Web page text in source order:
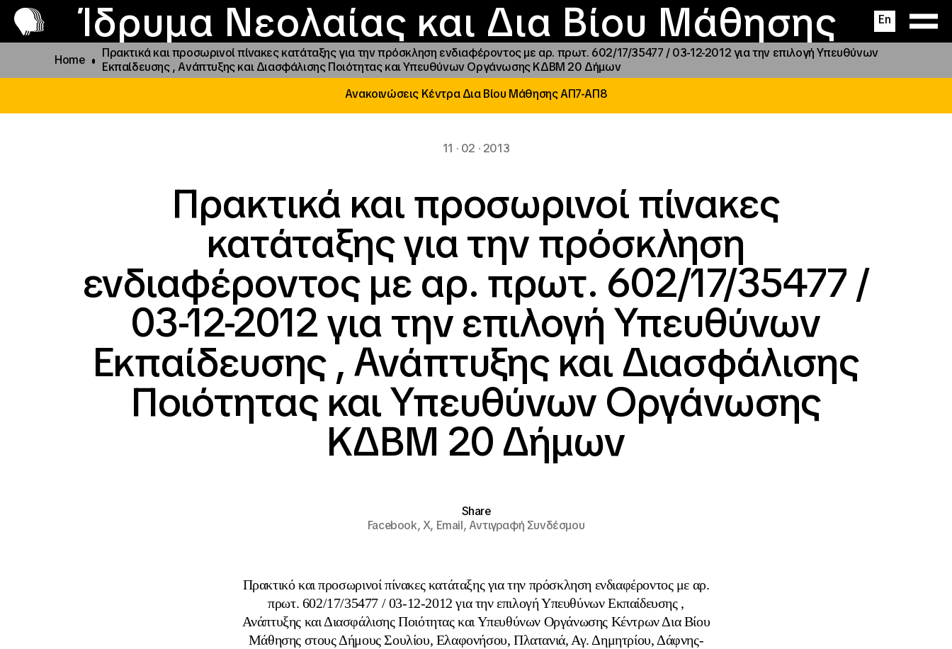
Ίδρυμα Νεολαίας και Δια Βίου Μάθησης En
Το ΙΝΕΔΙΒΙΜ
Προγράμματα και δράσεις
Φοιτητικές Εστίες
Παραχώρηση αιγίδας
Νέα
Επικοινωνία
Home
Πρακτικά και προσωρινοί πίνακες κατάταξης για την πρόσκληση ενδιαφέροντος με αρ. πρωτ. 602/17/35477 / 03-12-2012 για την επιλογή Υπευθύνων
Εκπαίδευσης , Ανάπτυξης και Διασφάλισης Ποιότητας και Υπευθύνων Οργάνωσης ΚΔΒΜ 20 Δήμων
Ανακοινώσεις Κέντρα Δια Βίου Μάθησης ΑΠ7-ΑΠ8
11 · 02 · 2013
Πρακτικά και προσωρινοί πίνακες
κατάταξης για την πρόσκληση
ενδιαφέροντος με αρ. πρωτ. 602/17/35477 /
03-12-2012 για την επιλογή Υπευθύνων
Εκπαίδευσης , Ανάπτυξης και Διασφάλισης
Ποιότητας και Υπευθύνων Οργάνωσης
ΚΔΒΜ 20 Δήμων
Share
Facebook,X, Email,Αντιγραφή Συνδέσμου
Πρακτικό και προσωρινοί πίνακες κατάταξης για την πρόσκληση ενδιαφέροντος με αρ.
πρωτ. 602/17/35477 / 03-12-2012 για την επιλογή Υπευθύνων Εκπαίδευσης ,
Ανάπτυξης και Διασφάλισης Ποιότητας και Υπευθύνων Οργάνωσης Κέντρων Δια Βίου
Μάθησης στους Δήμους Σουλίου, Ελαφονήσου, Πλατανιά, Αγ. Δημητρίου, Δάφνης-